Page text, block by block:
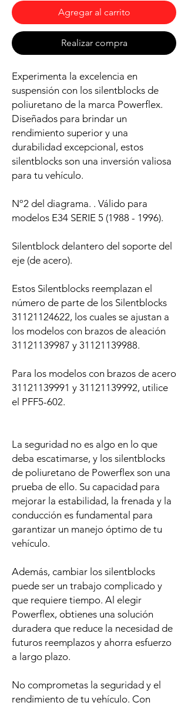
Agregar al carrito
Realizar compra
Experimenta la excelencia en
suspensión con los silentblocks de
poliuretano de la marca Powerflex.
Diseñados para brindar un
rendimiento superior y una
durabilidad excepcional, estos
silentblocks son una inversión valiosa
para tu vehículo.
Nº2 del diagrama. . Válido para
modelos E34 SERIE 5 (1988 - 1996).
Silentblock delantero del soporte del
eje (de acero).
Estos Silentblocks reemplazan el
número de parte de los Silentblocks
31121124622, los cuales se ajustan a
los modelos con brazos de aleación
31121139987 y 31121139988.
Para los modelos con brazos de acero
31121139991 y 31121139992, utilice
el PFF5-602.
La seguridad no es algo en lo que
deba escatimarse, y los silentblocks
de poliuretano de Powerflex son una
prueba de ello. Su capacidad para
mejorar la estabilidad, la frenada y la
conducción es fundamental para
garantizar un manejo óptimo de tu
vehículo.
Además, cambiar los silentblocks
puede ser un trabajo complicado y
que requiere tiempo. Al elegir
Powerflex, obtienes una solución
duradera que reduce la necesidad de
futuros reemplazos y ahorra esfuerzo
a largo plazo.
No comprometas la seguridad y el
rendimiento de tu vehículo. Con